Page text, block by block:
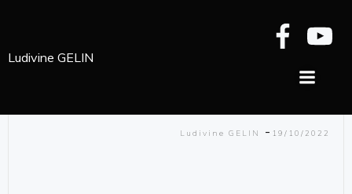
Ludivine GELIN
octobre 19, 2022
Ludivine GELIN - 19/10/2022